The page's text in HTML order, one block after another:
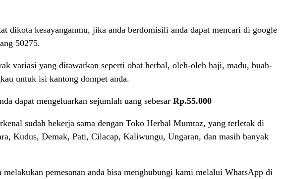
dikota kesayanganmu, jika anda berdomisili anda dapat mencari di google
50275.
variasi yang ditawarkan seperti obat herbal, oleh-oleh haji, madu, buah-
untuk isi kantong dompet anda.
dapat mengeluarkan sejumlah uang sebesar Rp.55.000
sudah bekerja sama dengan Toko Herbal Mumtaz, yang terletak di
Kudus, Demak, Pati, Cilacap, Kaliwungu, Ungaran, dan masih banyak
pemesanan anda bisa menghubungi kami melalui WhatsApp di